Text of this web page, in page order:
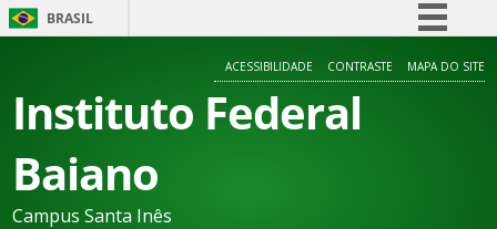
BRASIL
Participe
ACESSIBILIDADE CONTRASTE MAPA DO SITE
Instituto Federal
Baiano
Campus Santa Inês